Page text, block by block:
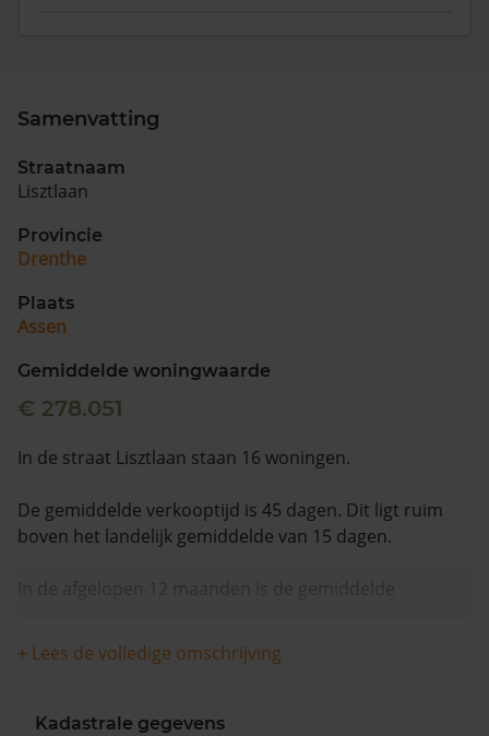
Samenvatting
Straatnaam
Lisztlaan
Provincie
Drenthe
Plaats
Assen
Gemiddelde woningwaarde
€ 278.051
In de straat Lisztlaan staan 16 woningen.
De gemiddelde verkooptijd is 45 dagen. Dit ligt ruim
boven het landelijk gemiddelde van 15 dagen.
In de afgelopen 12 maanden is de gemiddelde
+ Lees de volledige omschrijving
Kadastrale gegevens